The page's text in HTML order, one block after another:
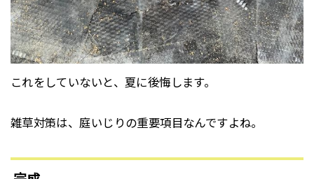
これをしていないと、夏に後悔します。
雑草対策は、庭いじりの重要項目なんですよね。